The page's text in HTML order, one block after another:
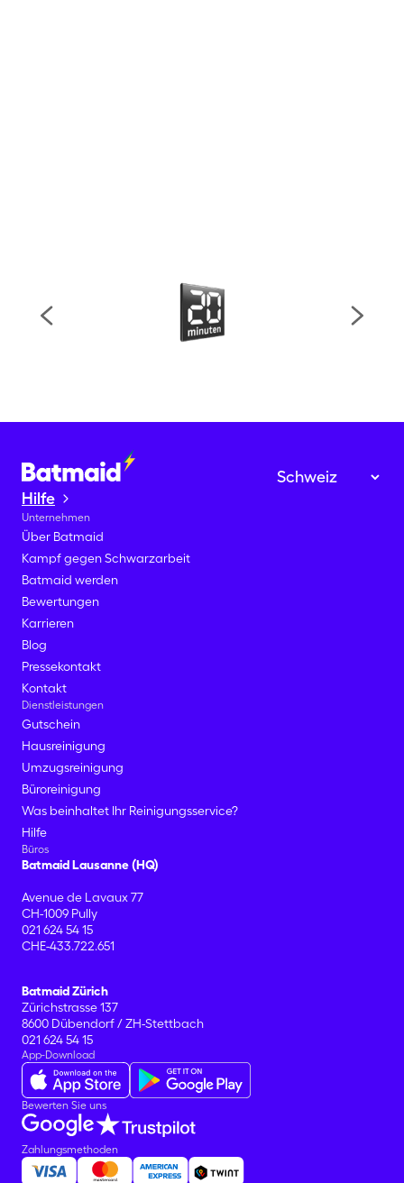
Hilfe
Unternehmen
Über Batmaid
Kampf gegen Schwarzarbeit
Batmaid werden
Bewertungen
Karrieren
Blog
Pressekontakt
Kontakt
Dienstleistungen
Gutschein
Hausreinigung
Umzugsreinigung
Büroreinigung
Was beinhaltet Ihr Reinigungsservice?
Hilfe
Büros
Batmaid Lausanne (HQ)
Avenue de Lavaux 77
CH-1009 Pully
021 624 54 15
CHE-433.722.651
Batmaid Zürich
Zürichstrasse 137
8600 Dübendorf / ZH-Stettbach
021 624 54 15
App-Download
Bewerten Sie uns
Zahlungsmethoden